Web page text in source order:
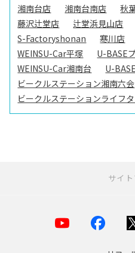
湘南台店
湘南台南店 秋
藤沢辻堂店
辻堂浜見山店
S-Factoryshonan
寒川店
WEINSU-Car平塚
U-BASE
WEINSU-Car湘南台
U-
ビークルステーション湘南六会
ビークルステーションライフ
サイ